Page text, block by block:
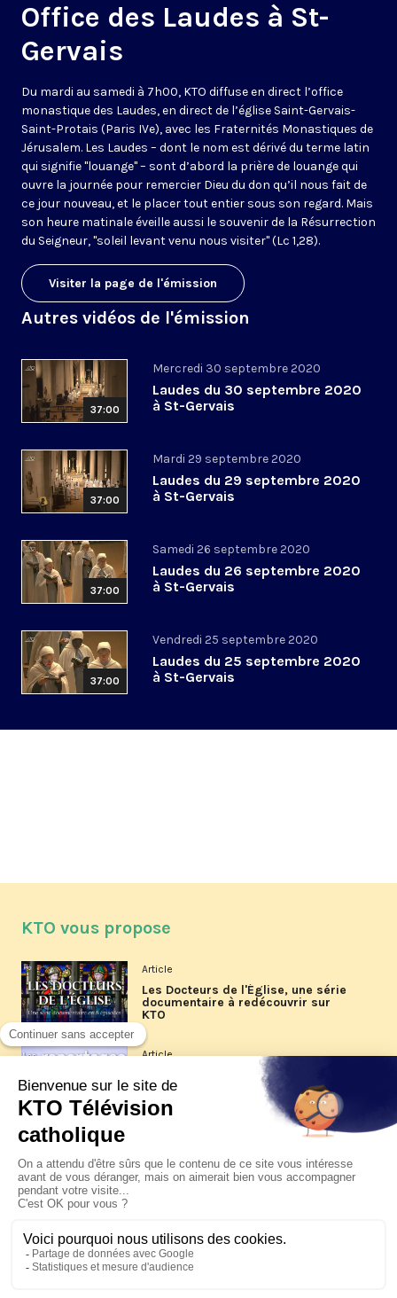
Office des Laudes à St-
Gervais
Du mardi au samedi à 7h00, KTO diffuse en direct l’office
monastique des Laudes, en direct de l’église Saint-Gervais-
Saint-Protais (Paris IVe), avec les Fraternités Monastiques de
Jérusalem. Les Laudes – dont le nom est dérivé du terme latin
qui signifie "louange" – sont d’abord la prière de louange qui
ouvre la journée pour remercier Dieu du don qu’il nous fait de
ce jour nouveau, et le placer tout entier sous son regard. Mais
son heure matinale éveille aussi le souvenir de la Résurrection
du Seigneur, "soleil levant venu nous visiter" (Lc 1,28).
Visiter la page de l'émission
Autres vidéos de l'émission
37:00
Mercredi 30 septembre 2020
Laudes du 30 septembre 2020
à St-Gervais
37:00
Mardi 29 septembre 2020
Laudes du 29 septembre 2020
à St-Gervais
37:00
Samedi 26 septembre 2020
Laudes du 26 septembre 2020
à St-Gervais
37:00
Vendredi 25 septembre 2020
Laudes du 25 septembre 2020
à St-Gervais
KTO vous propose
Article
Les Docteurs de l'Église, une série
documentaire à redécouvrir sur
KTO
Article
Les reportages d'été 2026 de KTO
La visite pastorale du pape Léon
XIV à Assise à suivre sur KTO le
jeudi 6 août
Le pape en Uruguay, Argentine et
Pérou du 6 au 17 novembre 2026